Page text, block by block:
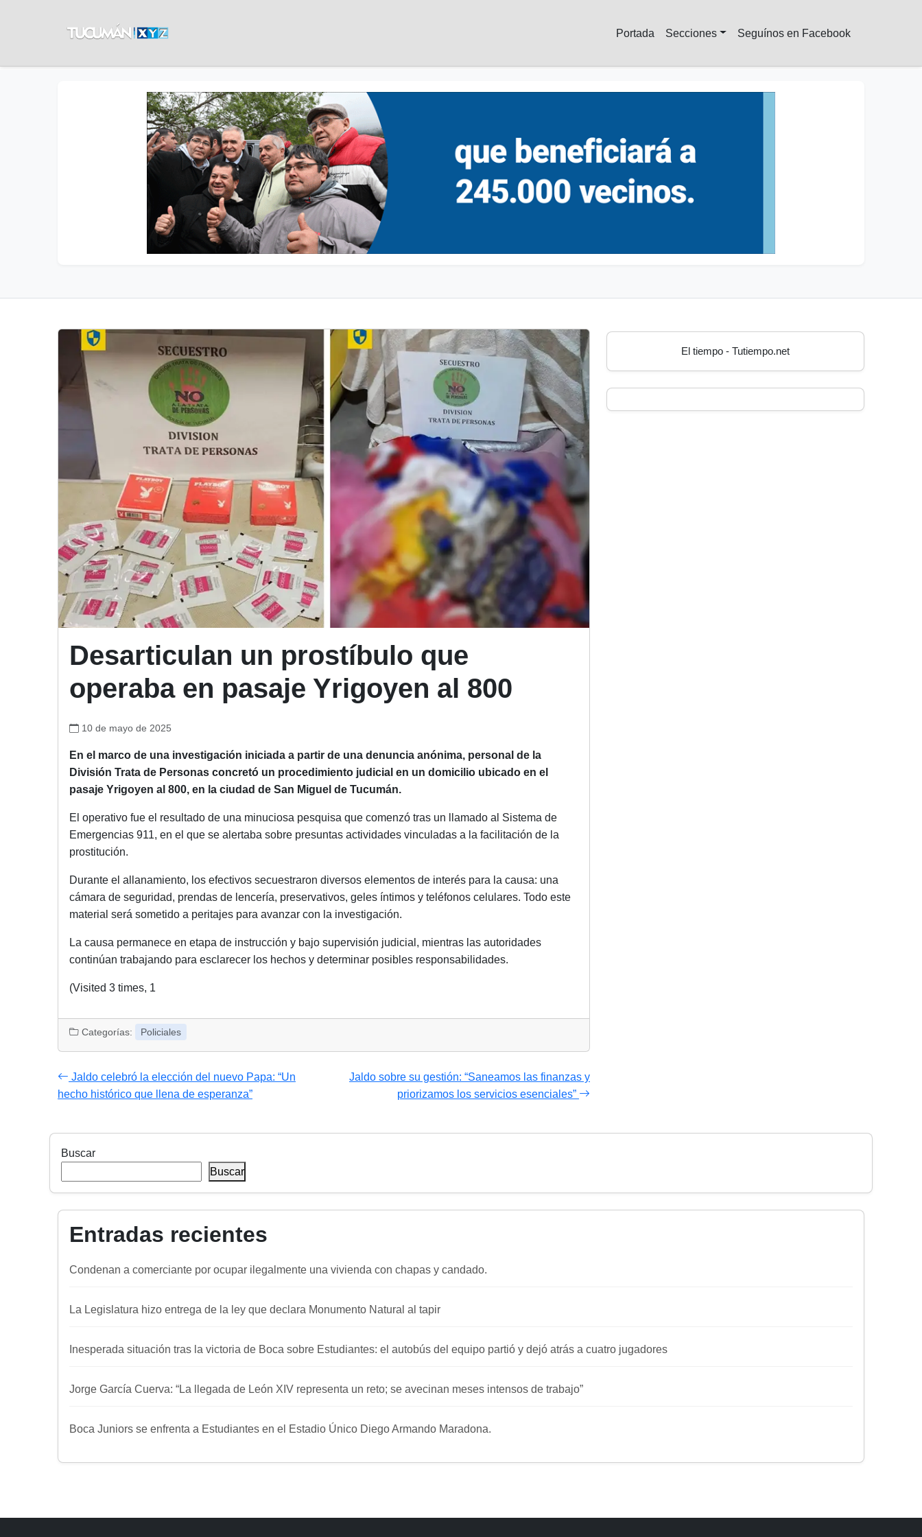
Portada Secciones Seguínos en Facebook
Desarticulan un prostíbulo que
operaba en pasaje Yrigoyen al 800
10 de mayo de 2025
En el marco de una investigación iniciada a partir de una denuncia anónima, personal de la
División Trata de Personas concretó un procedimiento judicial en un domicilio ubicado en el
pasaje Yrigoyen al 800, en la ciudad de San Miguel de Tucumán.
El operativo fue el resultado de una minuciosa pesquisa que comenzó tras un llamado al Sistema de
Emergencias 911, en el que se alertaba sobre presuntas actividades vinculadas a la facilitación de la
prostitución.
Durante el allanamiento, los efectivos secuestraron diversos elementos de interés para la causa: una
cámara de seguridad, prendas de lencería, preservativos, geles íntimos y teléfonos celulares. Todo este
material será sometido a peritajes para avanzar con la investigación.
La causa permanece en etapa de instrucción y bajo supervisión judicial, mientras las autoridades
continúan trabajando para esclarecer los hechos y determinar posibles responsabilidades.
(Visited 3 times, 1
Categorías: Policiales
Jaldo celebró la elección del nuevo Papa: “Un
hecho histórico que llena de esperanza”
Jaldo sobre su gestión: “Saneamos las finanzas y
priorizamos los servicios esenciales”
El tiempo - Tutiempo.net
Buscar
Buscar
Entradas recientes
Condenan a comerciante por ocupar ilegalmente una vivienda con chapas y candado.
La Legislatura hizo entrega de la ley que declara Monumento Natural al tapir
Inesperada situación tras la victoria de Boca sobre Estudiantes: el autobús del equipo partió y dejó atrás a cuatro jugadores
Jorge García Cuerva: “La llegada de León XIV representa un reto; se avecinan meses intensos de trabajo”
Boca Juniors se enfrenta a Estudiantes en el Estadio Único Diego Armando Maradona.